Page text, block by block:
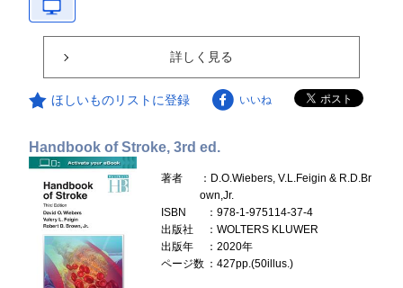
詳しく見る
ほしいものリストに登録 いいね
Handbook of Stroke, 3rd ed.
著者
：D.O.Wiebers, V.L.Feigin & R.D.Br
own,Jr.
ISBN
：978-1-975114-37-4
出版社
：WOLTERS KLUWER
出版年
：2020年
ページ数 ：427pp.(50illus.)